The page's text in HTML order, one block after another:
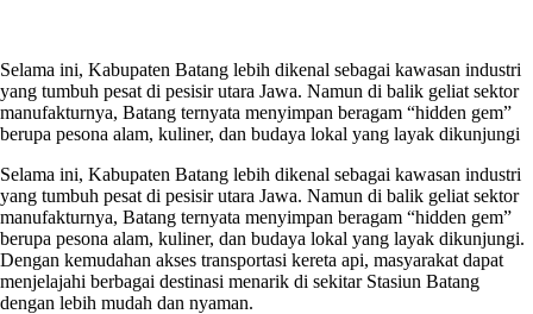
Selama ini, Kabupaten Batang lebih dikenal sebagai kawasan industri
yang tumbuh pesat di pesisir utara Jawa. Namun di balik geliat sektor
manufakturnya, Batang ternyata menyimpan beragam “hidden gem”
berupa pesona alam, kuliner, dan budaya lokal yang layak dikunjungi
Selama ini, Kabupaten Batang lebih dikenal sebagai kawasan industri
yang tumbuh pesat di pesisir utara Jawa. Namun di balik geliat sektor
manufakturnya, Batang ternyata menyimpan beragam “hidden gem”
berupa pesona alam, kuliner, dan budaya lokal yang layak dikunjungi.
Dengan kemudahan akses transportasi kereta api, masyarakat dapat
menjelajahi berbagai destinasi menarik di sekitar Stasiun Batang
dengan lebih mudah dan nyaman.